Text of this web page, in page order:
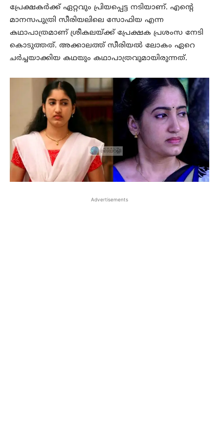
പ്രേക്ഷകര്‍ക്ക് ഏറ്റവും പ്രിയപ്പെട്ട നടിയാണ്. എന്റെ
മാനസപുത്രി സീരിയലിലെ സോഫിയ എന്ന
കഥാപാത്രമാണ് ശ്രീകലയ്ക്ക് പ്രേക്ഷക പ്രശംസ നേടി
കൊടുത്തത്. അക്കാലത്ത് സീരിയല്‍ ലോകം ഏറെ
ചര്‍ച്ചയാക്കിയ കഥയും കഥാപാത്രവുമായിരുന്നത്.
Advertisements